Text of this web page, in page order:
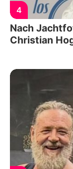
4
Nach
Christian